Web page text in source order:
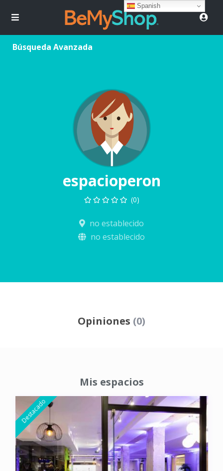
Búsqueda Avanzada
espacioperon
(0)
no establecido
no establecido
Opiniones (0)
Mis espacios
Destacado
Spanish